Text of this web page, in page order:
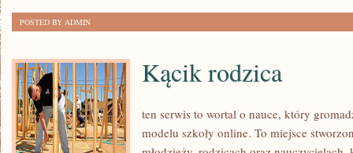
POSTED BY ADMIN
Kącik rodzica
ten serwis to wortal o nauce, który
modelu szkoły online. To miejsce